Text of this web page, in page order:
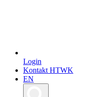
Login
Kontakt HTWK
EN